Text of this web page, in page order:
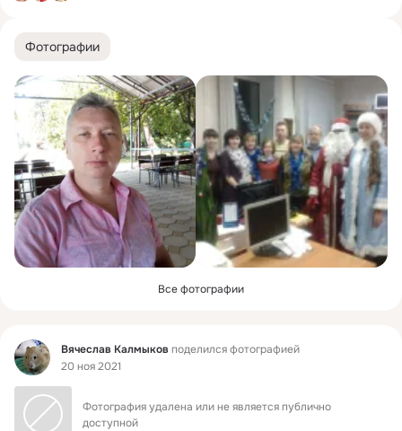
Фотографии
Все фотографии
Фид Вячеслав Калмыков поделился фотографией
20 ноя 2021
Фотография удалена или не является публично
доступной